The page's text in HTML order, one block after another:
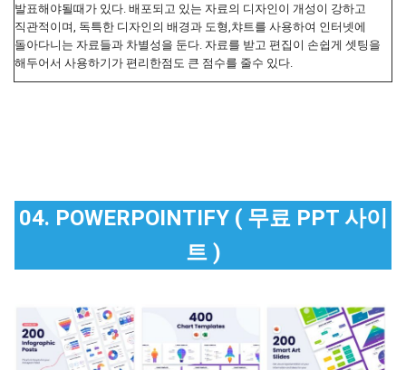
발표해야될때가 있다. 배포되고 있는 자료의 디자인이 개성이 강하고
직관적이며, 독특한 디자인의 배경과 도형,챠트를 사용하여 인터넷에
돌아다니는 자료들과 차별성을 둔다. 자료를 받고 편집이 손쉽게 셋팅을
해두어서 사용하기가 편리한점도 큰 점수를 줄수 있다.
04. POWERPOINTIFY ( 무료 PPT 사이
트 )